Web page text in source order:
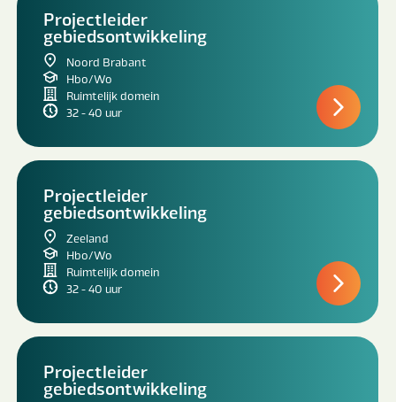
Projectleider
gebiedsontwikkeling
Noord Brabant
Hbo/Wo
Ruimtelijk domein
32 - 40 uur
Projectleider
gebiedsontwikkeling
Zeeland
Hbo/Wo
Ruimtelijk domein
32 - 40 uur
Projectleider
gebiedsontwikkeling